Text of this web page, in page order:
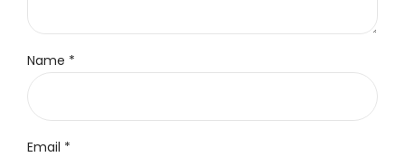
Name *
Email *